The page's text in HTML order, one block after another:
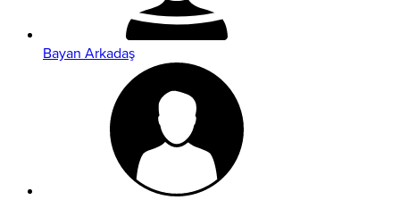
Bayan Arkadaş